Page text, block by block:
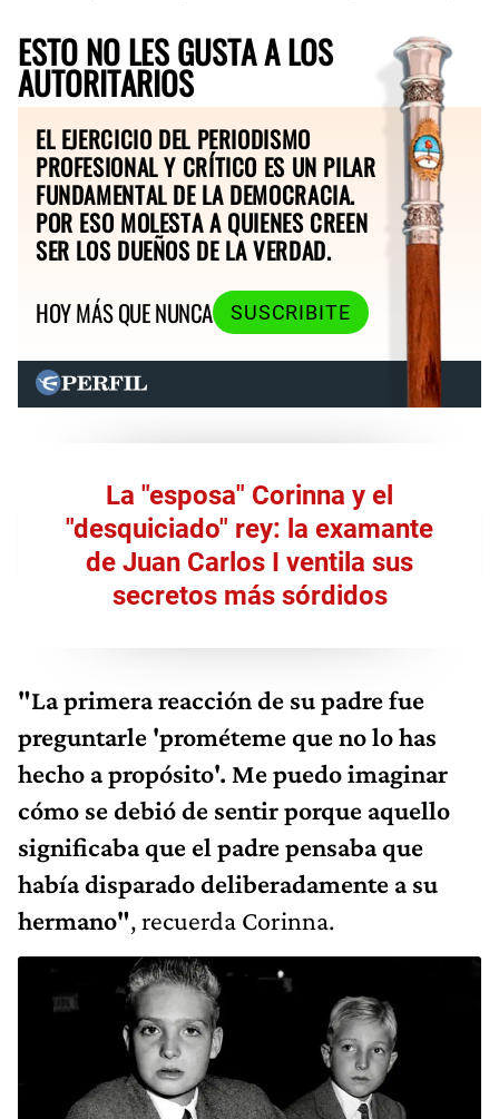
ESTO NO LES GUSTA A LOS
AUTORITARIOS
EL EJERCICIO DEL PERIODISMO
PROFESIONAL Y CRÍTICO ES UN PILAR
FUNDAMENTAL DE LA DEMOCRACIA.
POR ESO MOLESTA A QUIENES CREEN
SER LOS DUEÑOS DE LA VERDAD.
HOY MÁS QUE NUNCA
SUSCRIBITE
La "esposa" Corinna y el
"desquiciado" rey: la examante
de Juan Carlos I ventila sus
secretos más sórdidos
"La primera reacción de su padre fue
preguntarle 'prométeme que no lo has
hecho a propósito'. Me puedo imaginar
cómo se debió de sentir porque aquello
significaba que el padre pensaba que
había disparado deliberadamente a su
hermano", recuerda Corinna.